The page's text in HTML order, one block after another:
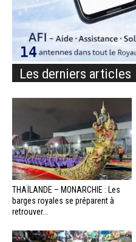
Les derniers articles
THAÏLANDE – MONARCHIE : Les
barges royales se préparent à
retrouver...